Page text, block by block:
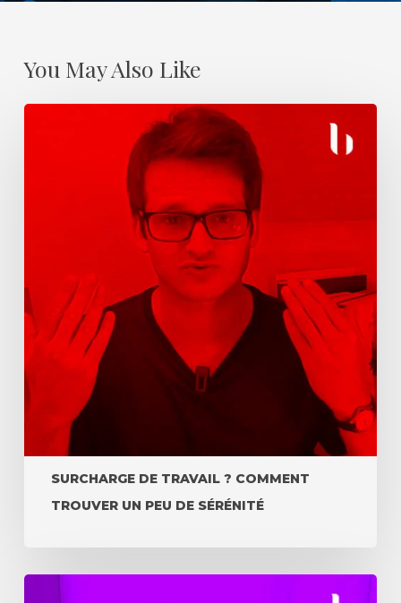
You May Also Like
SURCHARGE DE TRAVAIL ? COMMENT
TROUVER UN PEU DE SÉRÉNITÉ